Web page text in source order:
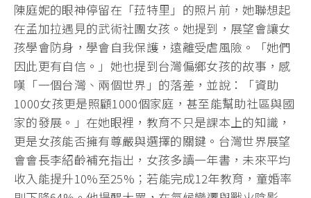
陳庭妮的眼神停留在「菈特里」的照片前，她聯想起
在孟加拉遇見的武術社團女孩。她提到，展望會讓女
孩學會防身，學會自我保護，遠離受虐風險。「她們
因此更有自信。」她也提到台灣偏鄉女孩的故事，感
嘆「一個台灣、兩個世界」的落差，並說：「資助
1000女孩更是照顧1000個家庭，甚至能幫助社區與國
家的發展。」在她眼裡，教育不只是課本上的知識，
更是女孩能否擁有尊嚴與選擇的關鍵。台灣世界展望
會會長李紹齡補充指出，女孩多讀一年書，未來平均
收入能提升10%至25%；若能完成12年教育，童婚率